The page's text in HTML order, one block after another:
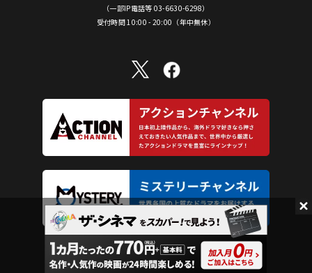
（一部IP電話等 03-6630-6298）
受付時間 10:00 - 20:00（年中無休）
©︎ AXN Entertainment Co., Ltd. All Rights Reserved.